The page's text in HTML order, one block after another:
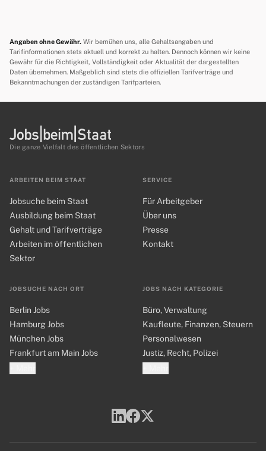
Angaben ohne Gewähr. Wir bemühen uns, alle Gehaltsangaben und
Tarifinformationen stets aktuell und korrekt zu halten. Dennoch können wir keine
Gewähr für die Richtigkeit, Vollständigkeit oder Aktualität der dargestellten
Daten übernehmen. Maßgeblich sind stets die offiziellen Tarifverträge und
Bekanntmachungen der zuständigen Tarifparteien.
Die ganze Vielfalt des öffentlichen Sektors
ARBEITEN BEIM STAAT
Jobsuche beim Staat
Ausbildung beim Staat
Gehalt und Tarifverträge
Arbeiten im öffentlichen
Sektor
JOBSUCHE NACH ORT
Berlin Jobs
Hamburg Jobs
München Jobs
Frankfurt am Main Jobs
JOBS NACH KATEGORIE
Büro, Verwaltung
Kaufleute, Finanzen, Steuern
Personalwesen
Justiz, Recht, Polizei
SERVICE
Für Arbeitgeber
Über uns
Presse
Kontakt